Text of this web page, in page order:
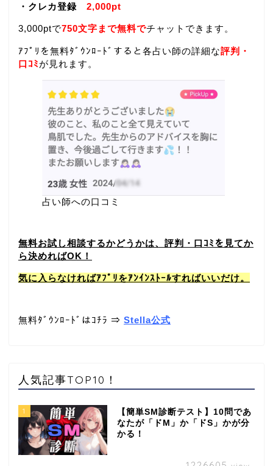
・クレカ登録 2,000pt
3,000ptで750文字まで無料でチャットできます。
ｱﾌﾟﾘを無料ﾀﾞｳﾝﾛｰﾄﾞすると各占い師の詳細な評判・
口ｺﾐが見れます。
占い師への口コミ
無料お試し相談するかどうかは、評判・口ｺﾐを見てか
ら決めればOK！
気に入らなければｱﾌﾟﾘをｱﾝｲﾝｽﾄｰﾙすればいいだけ。
無料ﾀﾞｳﾝﾛｰﾄﾞはｺﾁﾗ ⇒ Stella公式
人気記事TOP10！
1
【簡単SM診断テスト】10問であ
なたが「ドM」か「ドS」かが分
かる！